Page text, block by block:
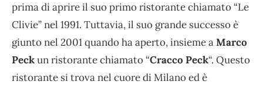
prima di aprire il suo primo ristorante chiamato “Le
Clivie” nel 1991. Tuttavia, il suo grande successo è
giunto nel 2001 quando ha aperto, insieme aMarco
Peckun ristorante chiamato “Cracco Peck“. Questo
ristorante si trova nel cuore di Milano ed è